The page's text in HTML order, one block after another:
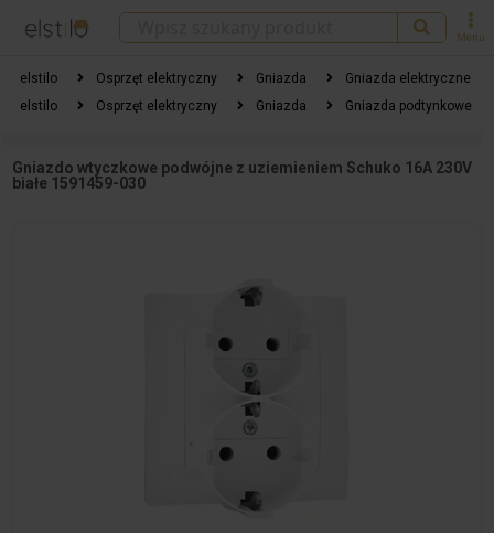
Menu
elstilo Osprzęt elektryczny Gniazda
Gniazda elektryczne
elstilo
Osprzęt elektryczny Gniazda Gniazda podtynkowe
Gniazdo wtyczkowe podwójne z uziemieniem Schuko 16A 230V
białe 1591459-030